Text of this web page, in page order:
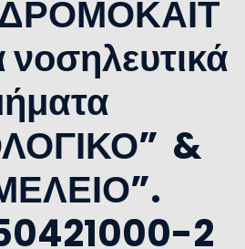
&
2